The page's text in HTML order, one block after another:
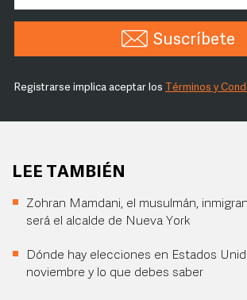
Suscríbete
Registrarse implica aceptar los Términos y
LEE TAMBIÉN
Zohran Mamdani, el musulmán,
será el alcalde de Nueva York
Dónde hay elecciones en Estados
noviembre y lo que debes saber